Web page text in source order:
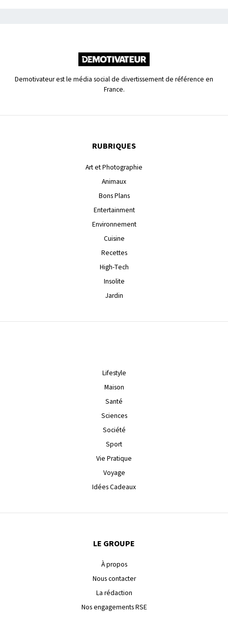
Demotivateur est le média social de divertissement de référence en
France.
RUBRIQUES
Art et Photographie
Animaux
Bons Plans
Entertainment
Environnement
Cuisine
Recettes
High-Tech
Insolite
Jardin
Lifestyle
Maison
Santé
Sciences
Société
Sport
Vie Pratique
Voyage
Idées Cadeaux
LE GROUPE
À propos
Nous contacter
La rédaction
Nos engagements RSE